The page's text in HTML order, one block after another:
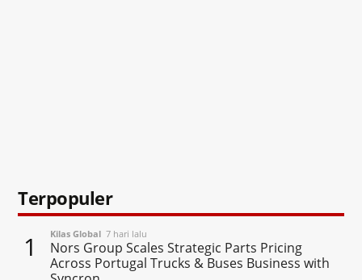
Terpopuler
1 Kilas Global 7 hari lalu
Nors Group Scales Strategic Parts Pricing
Across Portugal Trucks & Buses Business with